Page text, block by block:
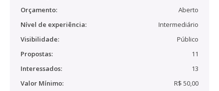
Orçamento:
Aberto
Nível de experiência:
Intermediário
Visibilidade:
Público
Propostas:
11
Interessados:
13
Valor Mínimo:
R$ 50,00